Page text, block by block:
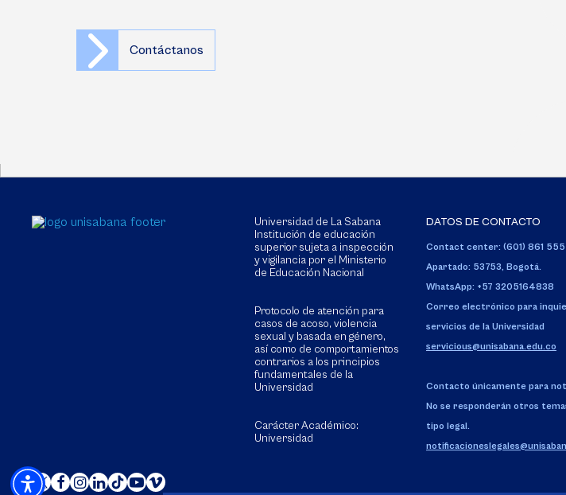
Contáctanos
Universidad de La Sabana
Institución de educación
superior sujeta a inspección
y vigilancia por el Ministerio
de Educación Nacional
Protocolo de atención para
casos de acoso, violencia
sexual y basada en género,
así como de comportamientos
contrarios a los principios
fundamentales de la
Universidad
Carácter Académico:
Universidad
DATOS DE CONTACTO
Contact center: (601) 861
Apartado: 53753, Bogotá.
WhatsApp: +57 3205164838
Correo electrónico para
servicios de la Universidad
servicious@unisabana.edu.co
Contacto únicamente para
No se responderán otros
tipo legal.